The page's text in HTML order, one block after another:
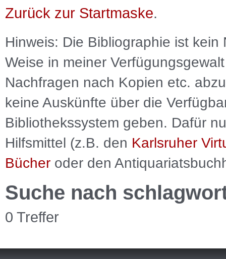
Zurück zur Startmaske.
Hinweis: Die Bibliographie ist kein
Weise in meiner
Nachfragen nach Kopien etc.
keine Auskünfte über die
Bibliothekssystem geben. Dafür
Hilfsmittel (z.B. den Karlsruher
Bücher oder den
Suche nach
0 Treffer